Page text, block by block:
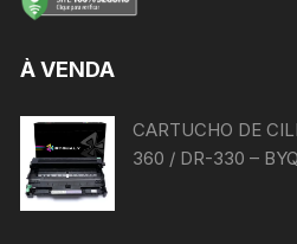
À VENDA
CARTUCHO DE
360 / DR-330 –